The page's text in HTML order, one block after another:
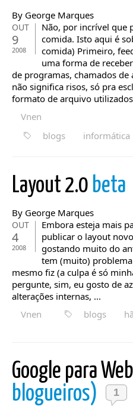
By George Marques
OUT
9
2008
Não, por incrível que
comida. Isto aqui é
comida) Primeiro,
uma forma de
de programas, chamados de
não significa risos, só pra
formato de arquivo
Vnen
blogs
informática
Layout 2.0 beta
By George Marques
OUT
4
2008
Embora esteja mais
publicar o layout
gostando muito do
tem (muito)
mesmo fiz (a culpa é só
pergunte, sim, eu gosto de
alterações internas, ...
Vnen blogs hã
Google para
blogueiros)
1